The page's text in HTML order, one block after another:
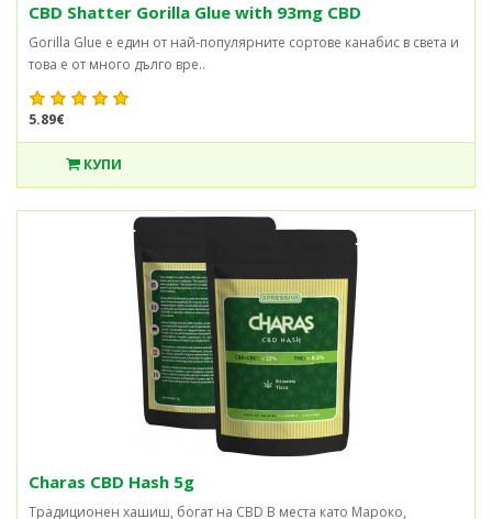
CBD Shatter Gorilla Glue with 93mg CBD
Gorilla Glue е един от най-популярните сортове канабис в света и
това е от много дълго вре..
5.89€
КУПИ
Charas CBD Hash 5g
Традиционен хашиш, богат на CBD В места като Мароко,